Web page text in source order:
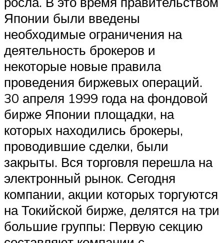
Японии были введены
необходимые ограничения на
деятельность брокеров и
некоторые новые правила
проведения биржевых операций.
30 апреля 1999 года на фондовой
бирже Японии площадки, на
которых находились брокеры,
проводившие сделки, были
закрыты. Вся торговля перешла на
электронный рынок. Сегодня
компании, акции которых торгуются
на Токийской бирже, делятся на три
большие группы: Первую секцию